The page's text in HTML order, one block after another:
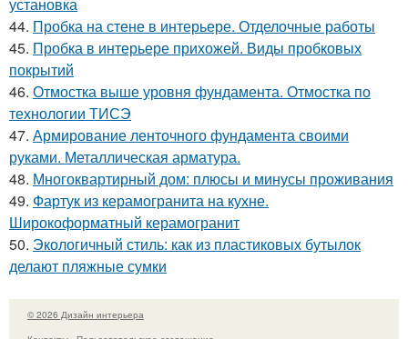
установка
44. Пробка на стене в интерьере. Отделочные работы
45. Пробка в интерьере прихожей. Виды пробковых
покрытий
46. Отмостка выше уровня фундамента. Отмостка по
технологии ТИСЭ
47. Армирование ленточного фундамента своими
руками. Металлическая арматура.
48. Многоквартирный дом: плюсы и минусы проживания
49. Фартук из керамогранита на кухне.
Широкоформатный керамогранит
50. Экологичный стиль: как из пластиковых бутылок
делают пляжные сумки
© 2026 Дизайн интерьера